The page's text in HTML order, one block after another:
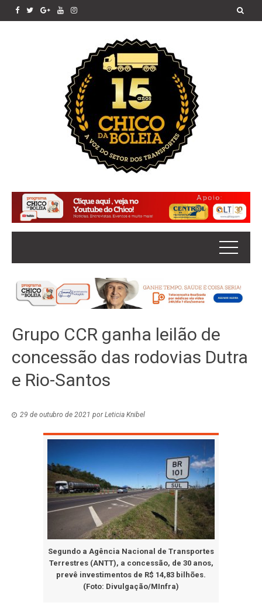
Grupo CCR ganha leilão de
concessão das rodovias Dutra
e Rio-Santos
29 de outubro de 2021 porLeticia Knibel
Segundo a Agência Nacional de Transportes
Terrestres (ANTT), a concessão, de 30 anos,
prevê investimentos de R$ 14,83 bilhões.
(Foto: Divulgação/MInfra)